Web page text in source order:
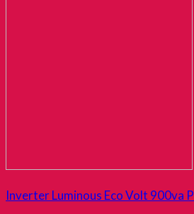
Inverter Luminous Eco Volt 900va